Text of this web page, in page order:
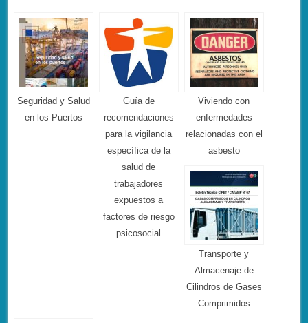
Seguridad y Salud
en los Puertos
Guía de
recomendaciones
para la vigilancia
específica de la
salud de
trabajadores
expuestos a
factores de riesgo
psicosocial
Viviendo con
enfermedades
relacionadas con el
asbesto
Transporte y
Almacenaje de
Cilindros de Gases
Comprimidos